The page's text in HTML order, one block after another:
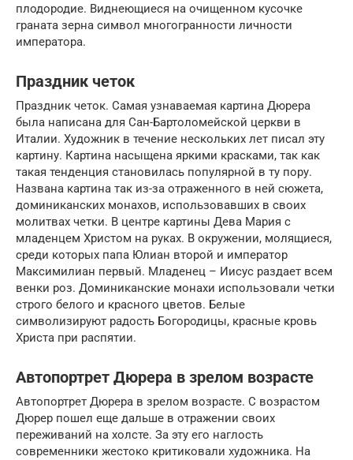
плодородие. Виднеющиеся на очищенном кусочке
граната зерна символ многогранности личности
императора.
Праздник четок
Праздник четок. Самая узнаваемая картина Дюрера
была написана для Сан-Бартоломейской церкви в
Италии. Художник в течение нескольких лет писал эту
картину. Картина насыщена яркими красками, так как
такая тенденция становилась популярной в ту пору.
Названа картина так из-за отраженного в ней сюжета,
доминиканских монахов, использовавших в своих
молитвах четки. В центре картины Дева Мария с
младенцем Христом на руках. В окружении, молящиеся,
среди которых папа Юлиан второй и император
Максимилиан первый. Младенец – Иисус раздает всем
венки роз. Доминиканские монахи использовали четки
строго белого и красного цветов. Белые
символизируют радость Богородицы, красные кровь
Христа при распятии.
Автопортрет Дюрера в зрелом возрасте
Автопортрет Дюрера в зрелом возрасте. С возрастом
Дюрер пошел еще дальше в отражении своих
переживаний на холсте. За эту его наглость
современники жестоко критиковали художника. На